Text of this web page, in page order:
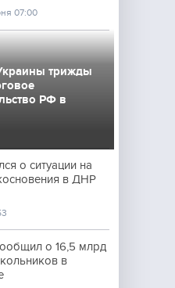
07:00
трижды
РФ в
о ситуации на
в ДНР
о 16,5 млрд
в